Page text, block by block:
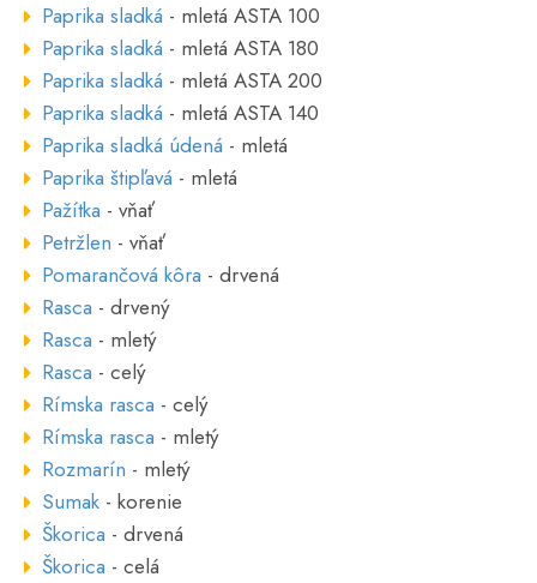
Paprika sladká - mletá ASTA 100
Paprika sladká - mletá ASTA 180
Paprika sladká - mletá ASTA 200
Paprika sladká - mletá ASTA 140
Paprika sladká údená - mletá
Paprika štipľavá - mletá
Pažítka - vňať
Petržlen - vňať
Pomarančová kôra - drvená
Rasca - drvený
Rasca - mletý
Rasca - celý
Rímska rasca - celý
Rímska rasca - mletý
Rozmarín - mletý
Sumak - korenie
Škorica - drvená
Škorica - celá